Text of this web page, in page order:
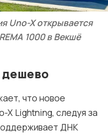
Uno-X открывается
1000 в Векшё
дешево
что новое
X Lightning, следуя за
ДНК